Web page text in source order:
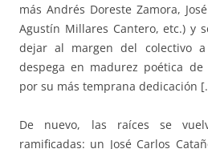
más Andrés Doreste Zamora,
Agustín Millares Cantero, etc.) y
dejar al margen del colectivo a
despega en madurez poética
por su más temprana dedicación
De nuevo, las raíces se
ramificadas: un José Carlos